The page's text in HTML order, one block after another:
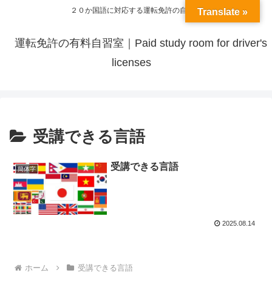
２０か国語に対応する運転免許の自習室
運転免許の有料自習室｜Paid study room for driver's
licenses
受講できる言語
簡体字 受講できる言語
2025.08.14
ホーム 受講できる言語
Translate »